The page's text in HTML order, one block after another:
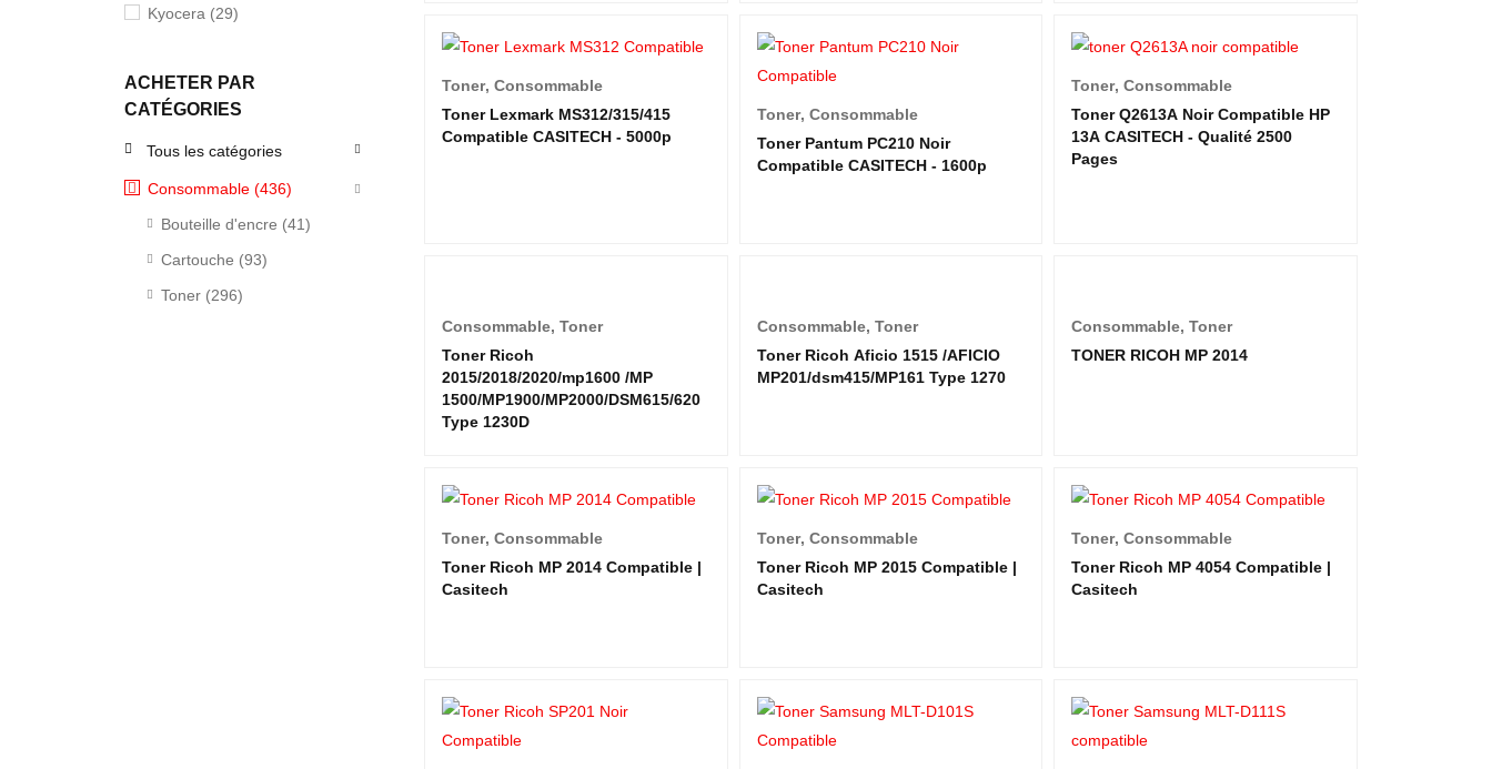
Kyocera (29)
Ricoh(4)
Samsung(4)
Toshiba (2)
Xerox(14)
ACHETER PAR
CATÉGORIES
Tous les catégories
Consommable (436)
Bouteille d'encre (41)
Cartouche (93)
Toner (296)
Toner, Consommable
Toner Lexmark MS312/315/415
Compatible CASITECH - 5000p
Toner, Consommable
Toner Pantum PC210 Noir
Compatible CASITECH - 1600p
Toner,Consommable
Toner Q2613A Noir Compatible HP
13A CASITECH - Qualité 2500
Pages
Consommable, Toner
Toner Ricoh
2015/2018/2020/mp1600 /MP
1500/MP1900/MP2000/DSM615/620
Type 1230D
Consommable, Toner
Toner Ricoh Aficio 1515 /AFICIO
MP201/dsm415/MP161 Type 1270
Consommable,Toner
TONER RICOH MP 2014
Toner, Consommable
Toner Ricoh MP 2014 Compatible |
Casitech
Toner, Consommable
Toner Ricoh MP 2015 Compatible |
Casitech
Toner,Consommable
Toner Ricoh MP 4054 Compatible |
Casitech